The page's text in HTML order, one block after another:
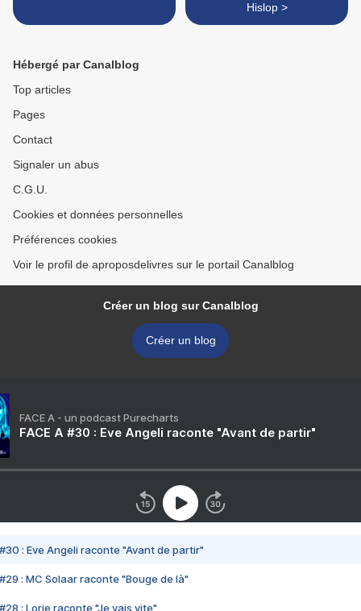
Hislop >
Hébergé par Canalblog
Top articles
Pages
Contact
Signaler un abus
C.G.U.
Cookies et données personnelles
Préférences cookies
Voir le profil de aproposdelivres sur le portail Canalblog
Créer un blog sur Canalblog
Créer un blog
FACE A - un podcast Purecharts
FACE A #30 : Eve Angeli raconte "Avant de partir"
#30 : Eve Angeli raconte "Avant de partir"
#29 : MC Solaar raconte "Bouge de là"
#28 : Lorie raconte "Je vais vite"